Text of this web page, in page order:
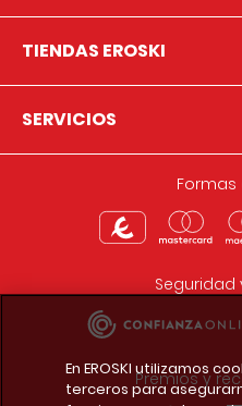
TIENDAS EROSKI
SERVICIOS
Seguridad
Premios y
En EROSKI utilizamos
terceros para